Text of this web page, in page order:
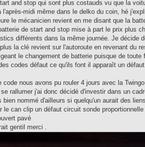
and stop qui sont plus costauds vu que la
midi même dans le delko du coin, hé
le mécanicien revient en me disant que la
de start and stop mise à part le prix plus
différents dans la même journée. Je décide
la clé revient sur l'autoroute en revenant du
le changement de batterie puisque de
codes défaut ce qu'ils font il apparaît un
code nous avons pu rouler 4 jours avec la
rallumer j'ai donc décidé d'investir dans un
nommé d'ailleurs si quelqu'un aurait des
le can clip un défaut circuit sonde
pavé
gentil merci .